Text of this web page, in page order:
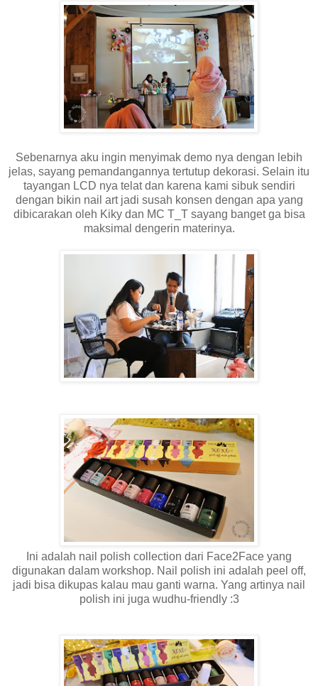
Sebenarnya aku ingin menyimak demo nya dengan lebih
jelas, sayang pemandangannya tertutup dekorasi. Selain itu
tayangan LCD nya telat dan karena kami sibuk sendiri
dengan bikin nail art jadi susah konsen dengan apa yang
dibicarakan oleh Kiky dan MC T_T sayang banget ga bisa
maksimal dengerin materinya.
Ini adalah nail polish collection dari Face2Face yang
digunakan dalam workshop. Nail polish ini adalah peel off,
jadi bisa dikupas kalau mau ganti warna. Yang artinya nail
polish ini juga wudhu-friendly :3